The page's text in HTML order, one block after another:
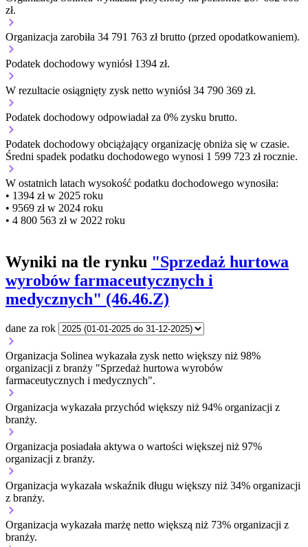
zł.
Organizacja zarobiła 34 791 763 zł brutto (przed opodatkowaniem).
Podatek dochodowy wyniósł 1394 zł.
W rezultacie osiągnięty zysk netto wyniósł 34 790 369 zł.
Podatek dochodowy odpowiadał za 0% zysku brutto.
Podatek dochodowy obciążający organizację obniża się w czasie.
Średni spadek podatku dochodowego wynosi 1 599 723 zł rocznie.
W ostatnich latach wysokość podatku dochodowego wynosiła:
• 1394 zł w 2025 roku
• 9569 zł w 2024 roku
• 4 800 563 zł w 2022 roku
Wyniki na tle rynku "Sprzedaż hurtowa
wyrobów farmaceutycznych i
medycznych" (46.46.Z)
dane za rok
Organizacja Solinea wykazała zysk netto większy niż 98%
organizacji z branży "Sprzedaż hurtowa wyrobów
farmaceutycznych i medycznych".
Organizacja wykazała przychód większy niż 94% organizacji z
branży.
Organizacja posiadała aktywa o wartości większej niż 97%
organizacji z branży.
Organizacja wykazała wskaźnik długu większy niż 34% organizacji
z branży.
Organizacja wykazała marżę netto większą niż 73% organizacji z
branży.